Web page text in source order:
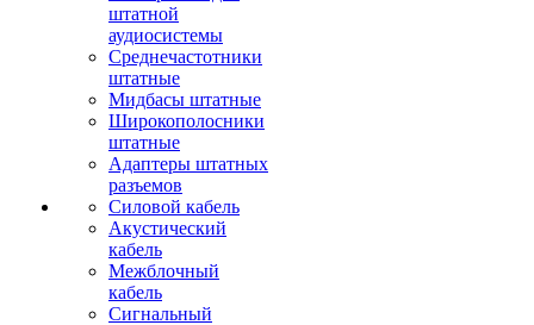
штатной
аудиосистемы
Среднечастотники
штатные
Мидбасы штатные
Широкополосники
штатные
Адаптеры штатных
разъемов
Силовой кабель
Акустический
кабель
Межблочный
кабель
Сигнальный